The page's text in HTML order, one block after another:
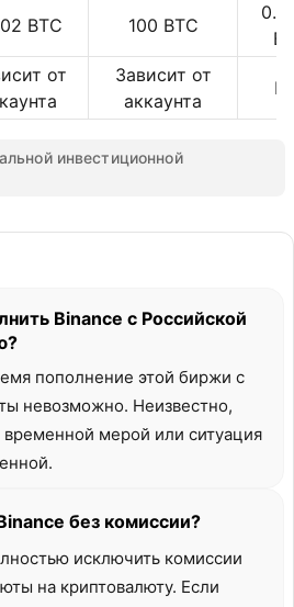
BTC 100 BTC
от
Зависит от
аккаунта
инвестиционной
Binance с Российской
пополнение этой биржи с
невозможно. Неизвестно,
временной мерой или ситуация
без комиссии?
исключить комиссии
на криптовалюту. Если